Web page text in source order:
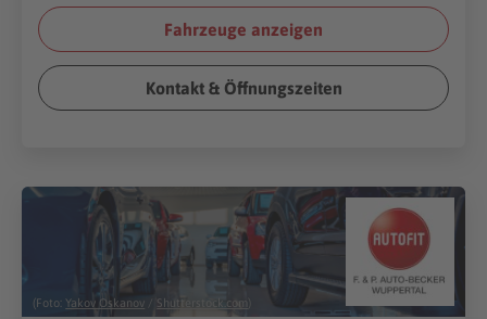
Fahrzeuge anzeigen
Kontakt & Öffnungszeiten
(Foto: Yakov Oskanov / Shutterstock.com